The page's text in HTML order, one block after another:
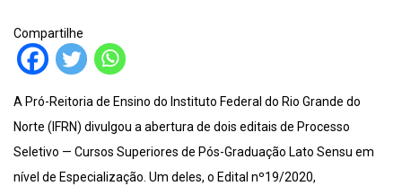
Compartilhe
A Pró-Reitoria de Ensino do Instituto Federal do Rio Grande do
Norte (IFRN) divulgou a abertura de dois editais de Processo
Seletivo — Cursos Superiores de Pós-Graduação Lato Sensu em
nível de Especialização. Um deles, o Edital nº19/2020,